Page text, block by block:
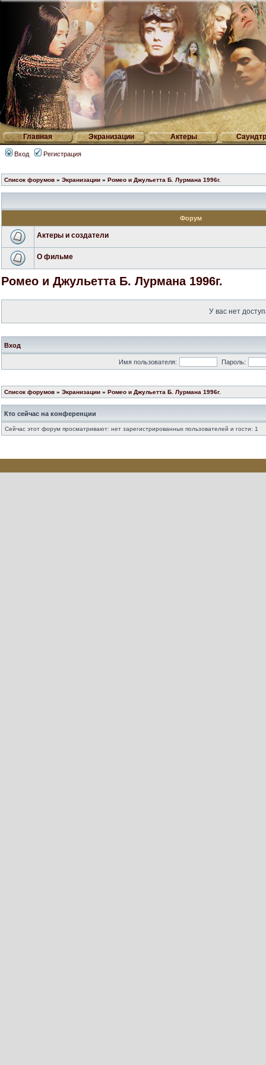
Главная Экранизации Актеры
Вход Регистрация
Список форумов » Экранизации » Ромео и Джульетта Б. Лурмана 1996г.
Форум
Актеры и создатели
О фильме
Ромео и Джульетта Б. Лурмана 1996г.
У вас нет
Вход
Имя пользователя: Пароль:
Список форумов » Экранизации » Ромео и Джульетта Б. Лурмана 1996г.
Кто сейчас на конференции
Сейчас этот форум просматривают: нет зарегистрированных пользователей и гости: 1